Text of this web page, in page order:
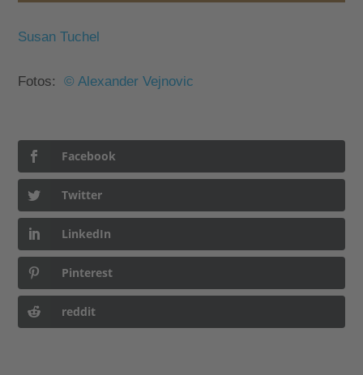
Susan Tuchel
Fotos:© Alexander Vejnovic
Facebook
Twitter
LinkedIn
Pinterest
reddit